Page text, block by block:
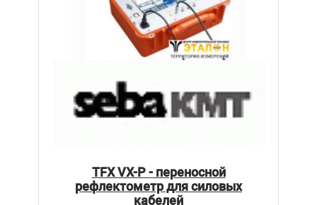
TFX VX-P - переносной
рефлектометр для силовых
кабелей